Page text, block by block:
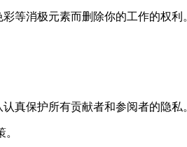
等消极元素而删除你的工作的权利
真保护所有贡献者和参阅者的隐私